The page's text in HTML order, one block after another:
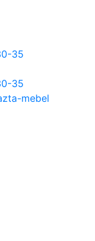
35
35
mebel